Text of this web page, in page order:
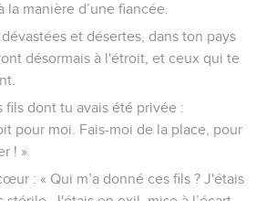
manière d’une fiancée.
et désertes, dans ton pays
désormais à l'étroit, et ceux qui te
fils dont tu avais été privée :
pour moi. Fais-moi de la place, pour
! »
: « Qui m’a donné ces fils ? J'étais